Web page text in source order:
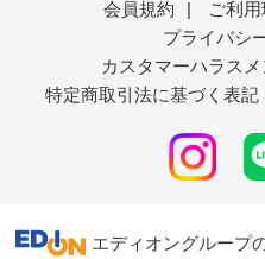
会員規約 | ご利
プライバシ
カスタマーハラス
特定商取引法に基づく表記
エディオングループ